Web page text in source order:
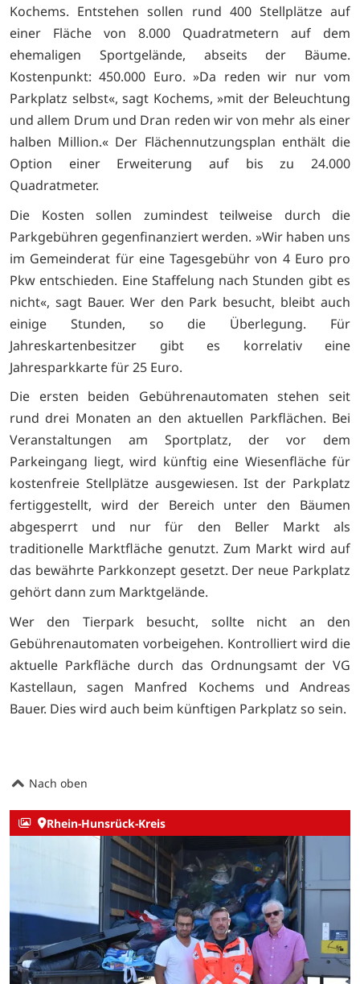
Kochems. Entstehen sollen rund 400 Stellplätze auf
einer Fläche von 8.000 Quadratmetern auf dem
ehemaligen Sportgelände, abseits der Bäume.
Kostenpunkt: 450.000 Euro. »Da reden wir nur vom
Parkplatz selbst«, sagt Kochems, »mit der Beleuchtung
und allem Drum und Dran reden wir von mehr als einer
halben Million.« Der Flächennutzungsplan enthält die
Option einer Erweiterung auf bis zu 24.000
Quadratmeter.
Die Kosten sollen zumindest teilweise durch die
Parkgebühren gegenfinanziert werden. »Wir haben uns
im Gemeinderat für eine Tagesgebühr von 4 Euro pro
Pkw entschieden. Eine Staffelung nach Stunden gibt es
nicht«, sagt Bauer. Wer den Park besucht, bleibt auch
einige Stunden, so die Überlegung. Für
Jahreskartenbesitzer gibt es korrelativ eine
Jahresparkkarte für 25 Euro.
Die ersten beiden Gebührenautomaten stehen seit
rund drei Monaten an den aktuellen Parkflächen. Bei
Veranstaltungen am Sportplatz, der vor dem
Parkeingang liegt, wird künftig eine Wiesenfläche für
kostenfreie Stellplätze ausgewiesen. Ist der Parkplatz
fertiggestellt, wird der Bereich unter den Bäumen
abgesperrt und nur für den Beller Markt als
traditionelle Marktfläche genutzt. Zum Markt wird auf
das bewährte Parkkonzept gesetzt. Der neue Parkplatz
gehört dann zum Marktgelände.
Wer den Tierpark besucht, sollte nicht an den
Gebührenautomaten vorbeigehen. Kontrolliert wird die
aktuelle Parkfläche durch das Ordnungsamt der VG
Kastellaun, sagen Manfred Kochems und Andreas
Bauer. Dies wird auch beim künftigen Parkplatz so sein.
Nach oben
Rhein-Hunsrück-Kreis